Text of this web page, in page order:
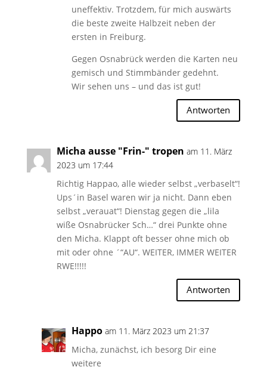
uneffektiv. Trotzdem, für mich auswärts
die beste zweite Halbzeit neben der
ersten in Freiburg.
Gegen Osnabrück werden die Karten neu
gemisch und Stimmbänder gedehnt.
Wir sehen uns – und das ist gut!
Antworten
Micha ausse "Frin-" tropen am 11. März
2023 um 17:44
Richtig Happao, alle wieder selbst „verbaselt“!
Ups´in Basel waren wir ja nicht. Dann eben
selbst „verauat“! Dienstag gegen die „lila
wiße Osnabrücker Sch…“ drei Punkte ohne
den Micha. Klappt oft besser ohne mich ob
mit oder ohne ´“AU“. WEITER, IMMER WEITER
RWE!!!!!
Antworten
Happo am 11. März 2023 um 21:37
Micha, zunächst, ich besorg Dir eine
weitere